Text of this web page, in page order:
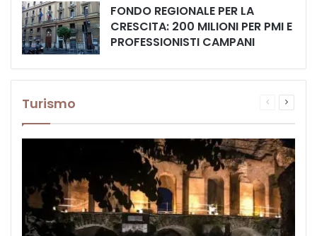
FONDO REGIONALE PER LA
CRESCITA: 200 MILIONI PER PMI E
PROFESSIONISTI CAMPANI
Turismo
Pagina